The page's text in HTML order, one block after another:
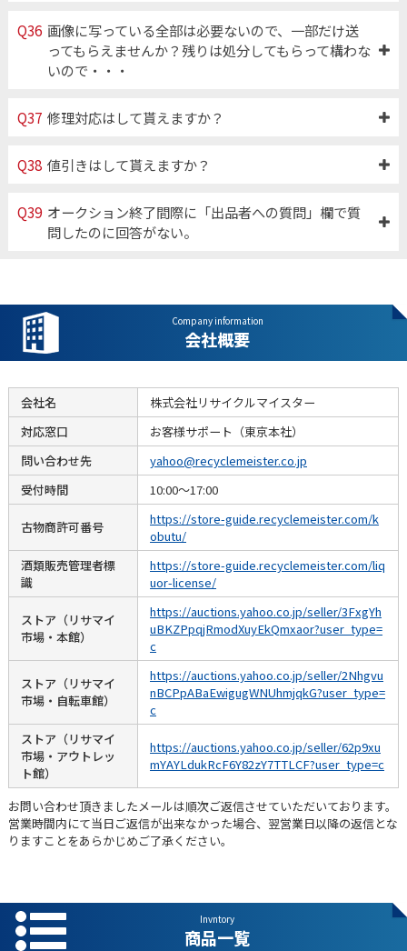
Q36 画像に写っている全部は必要ないので、一部だけ送
ってもらえませんか？残りは処分してもらって構わな
いので・・・
Q37 修理対応はして貰えますか？
Q38 値引きはして貰えますか？
Q39 オークション終了間際に「出品者への質問」欄で質
問したのに回答がない。
Company information
会社概要
会社名
株式会社リサイクルマイスター
対応窓口
お客様サポート（東京本社）
問い合わせ先
yahoo@recyclemeister.co.jp
受付時間
10:00～17:00
古物商許可番号
https://store-guide.recyclemeister.com/k
obutu/
酒類販売管理者標
識
https://store-guide.recyclemeister.com/liq
uor-license/
ストア（リサマイ
市場・本館）
https://auctions.yahoo.co.jp/seller/3FxgYh
uBKZPpqjRmodXuyEkQmxaor?user_type=
c
ストア（リサマイ
市場・自転車館）
https://auctions.yahoo.co.jp/seller/2Nhgvu
nBCPpABaEwigugWNUhmjqkG?user_type=
c
ストア（リサマイ
市場・アウトレッ
ト館）
https://auctions.yahoo.co.jp/seller/62p9xu
mYAYLdukRcF6Y82zY7TTLCF?user_type=c
お問い合わせ頂きましたメールは順次ご返信させていただいております。
営業時間内にて当日ご返信が出来なかった場合、翌営業日以降の返信とな
りますことをあらかじめご了承ください。
Invntory
商品一覧